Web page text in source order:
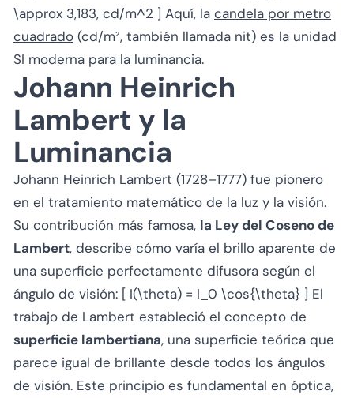
\approx 3,183, cd/m^2 ] Aquí, la candela por metro
cuadrado (cd/m², también llamada nit) es la unidad
SI moderna para la luminancia.
Johann Heinrich
Lambert y la
Luminancia
Johann Heinrich Lambert (1728–1777) fue pionero
en el tratamiento matemático de la luz y la visión.
Su contribución más famosa, la Ley del Coseno de
Lambert, describe cómo varía el brillo aparente de
una superficie perfectamente difusora según el
ángulo de visión: [ I(\theta) = I_0 \cos{\theta} ] El
trabajo de Lambert estableció el concepto de
superficie lambertiana, una superficie teórica que
parece igual de brillante desde todos los ángulos
de visión. Este principio es fundamental en óptica,